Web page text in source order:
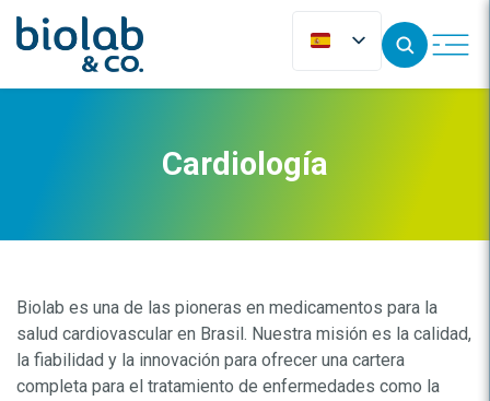
Cardiología
Biolab es una de las pioneras en medicamentos para la
salud cardiovascular en Brasil. Nuestra misión es la calidad,
la fiabilidad y la innovación para ofrecer una cartera
completa para el tratamiento de enfermedades como la